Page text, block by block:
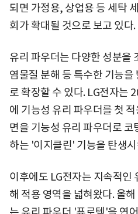
되면 가정용, 상업용 등 세탁
회가 확대될 것으로 보고 있다.
유리 파우더는 다양한 성분을
염물질 분해 등 특수한 기능
로 확장할 수 있다. LG전자는
에 기능성 유리 파우더를 첫
면을 기능성 유리 파우더로 코
하는 '이지클린' 기능을 탄생
이후에도 LG전자는 지속적인
해 적용 영역을 넓혀왔다. 올